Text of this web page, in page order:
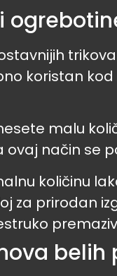
koristan
malu
način se
količinu
za prirodan
belih